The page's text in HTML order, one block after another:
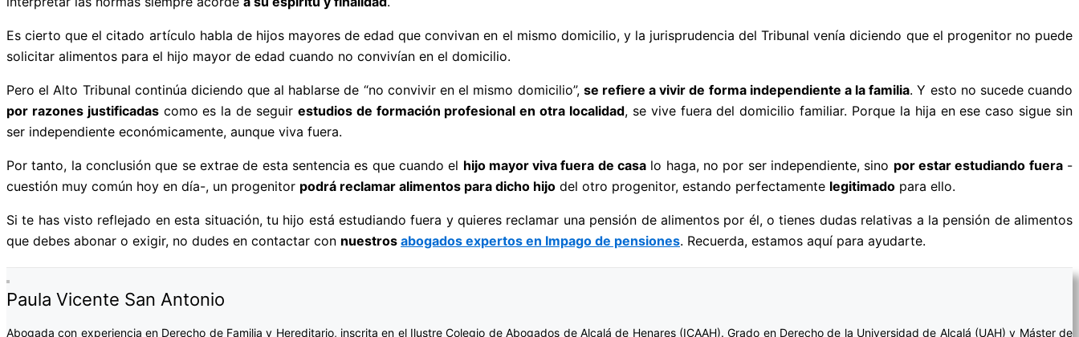
Es cierto que el citado artículo habla de hijos mayores de edad que convivan en el mismo domicilio, y la jurisprudencia del Tribunal venía diciendo que el progenitor no puede
solicitar alimentos para el hijo mayor de edad cuando no convivían en el domicilio.
Pero el Alto Tribunal continúa diciendo que al hablarse de “no convivir en el mismo domicilio”, se refiere a vivir de forma independiente a la familia. Y esto no sucede cuando
por razones justificadascomo es la de seguir estudios de formación profesional en otra localidad, se vive fuera del domicilio familiar. Porque la hija en ese caso sigue sin
ser independiente económicamente, aunque viva fuera.
Por tanto, la conclusión que se extrae de esta sentencia es que cuando el hijo mayor viva fuera de casa lo haga, no por ser independiente, sino por estar estudiando fuera-
cuestión muy común hoy en día-, un progenitor podrá reclamar alimentos para dicho hijo del otro progenitor, estando perfectamente legitimado para ello.
Si te has visto reflejado en esta situación, tu hijo está estudiando fuera y quieres reclamar una pensión de alimentos por él, o tienes dudas relativas a la pensión de alimentos
que debes abonar o exigir, no dudes en contactar con nuestros abogados expertos en Impago de pensiones. Recuerda, estamos aquí para ayudarte.
Paula Vicente San Antonio
Abogada con experiencia en Derecho de Familia y Hereditario, inscrita en el Ilustre Colegio de Abogados de Alcalá de Henares (ICAAH). Grado en Derecho de la Universidad de Alcalá (UAH) y Máster de